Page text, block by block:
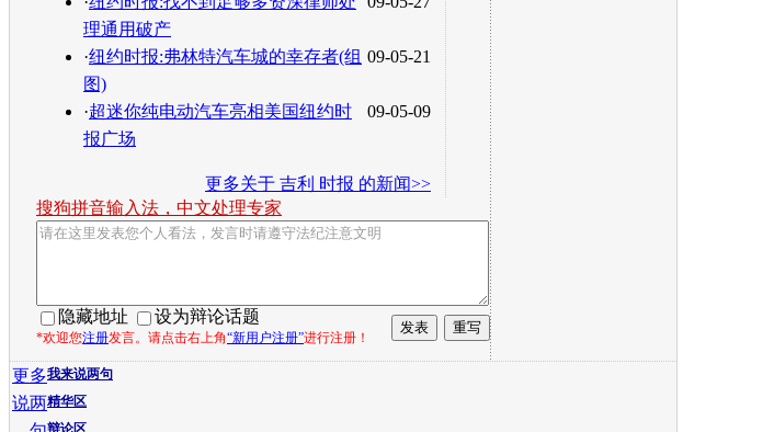
理通用破产
09-05-21
·纽约时报:弗林特汽车城的幸存者(组
图)
09-05-09
·超迷你纯电动汽车亮相美国纽约时
报广场
更多关于 吉利 时报 的新闻>>
搜狗拼音输入法，中文处理专家
隐藏地址 设为辩论话题
*欢迎您注册发言。请点击右上角“新用户注册”进行注册！
我来说两句
精华区
辩论区
更多
说两